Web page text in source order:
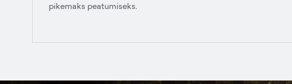
pikemaks peatumiseks.